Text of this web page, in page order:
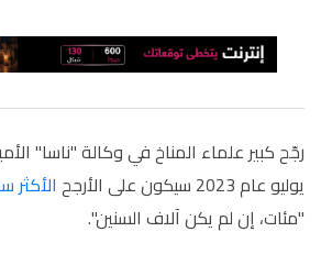
رجّح كبير علماء المناخ في وكالة "ناسا"
يوليو عام 2023 سيكون على الأرجح
الأكثر
"مئات، إن لم يكن آلاف السنين".